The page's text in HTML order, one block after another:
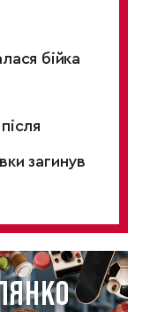
бійка
загинув